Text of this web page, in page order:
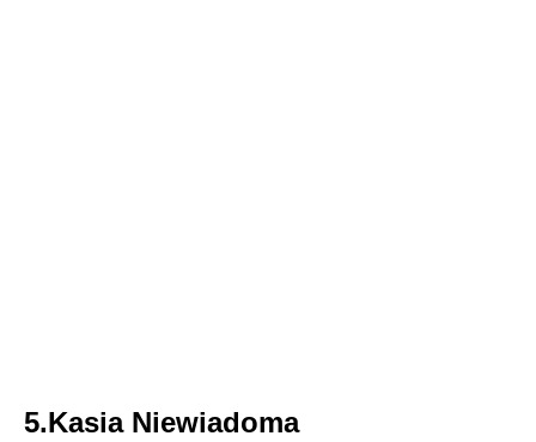
5.Kasia Niewiadoma